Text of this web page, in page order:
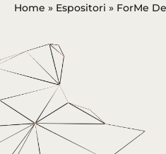
Home » Espositori » ForMe